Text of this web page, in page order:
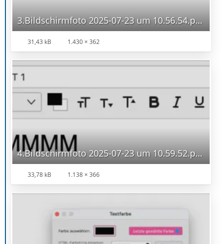
3.Bildschirmfoto 2025-07-23 um 10.56.54.png
31,43 kB 1.430 × 362
4.Bildschirmfoto 2025-07-23 um 10.59.52.png
33,78 kB 1.138 × 366